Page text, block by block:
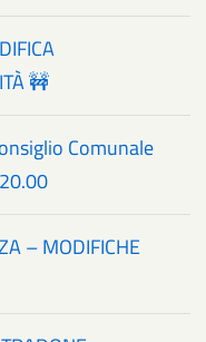
🚧
Comunale
– MODIFICHE